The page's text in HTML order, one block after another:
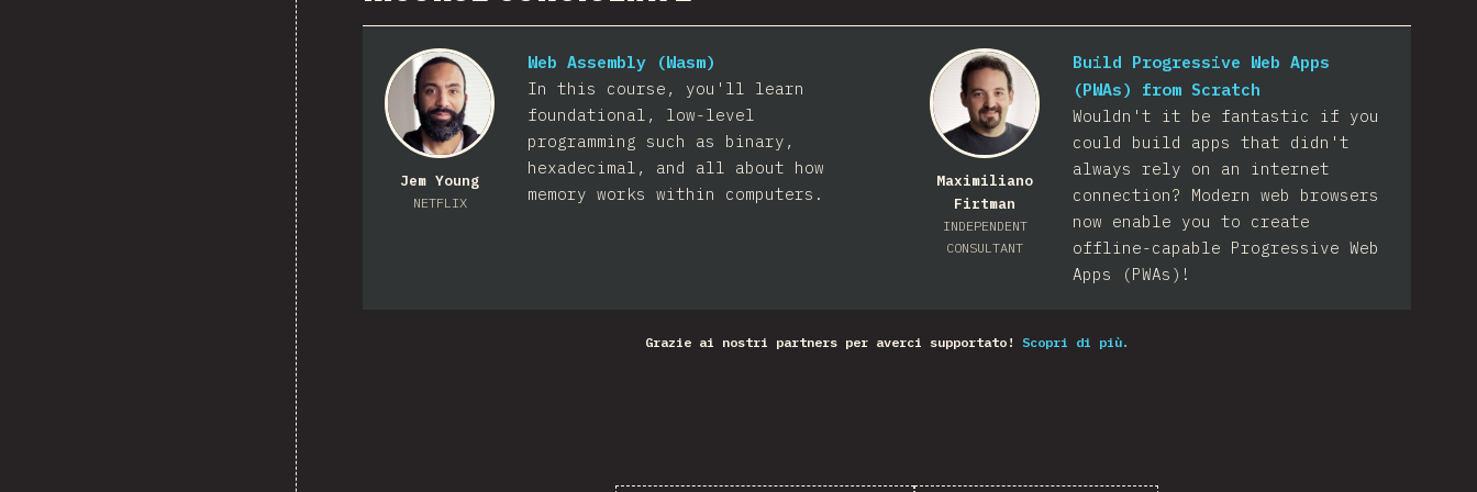
Jem Young
NETFLIX
Web Assembly (Wasm)
In this course, you'll learn
foundational, low-level
programming such as binary,
hexadecimal, and all about how
memory works within computers.
Maximiliano
Firtman
INDEPENDENT
CONSULTANT
Build Progressive Web Apps
(PWAs) from Scratch
Wouldn't it be fantastic if you
could build apps that didn't
always rely on an internet
connection? Modern web browsers
now enable you to create
offline-capable Progressive Web
Apps (PWAs)!
Grazie ai nostri partners per averci supportato! Scopri di più.